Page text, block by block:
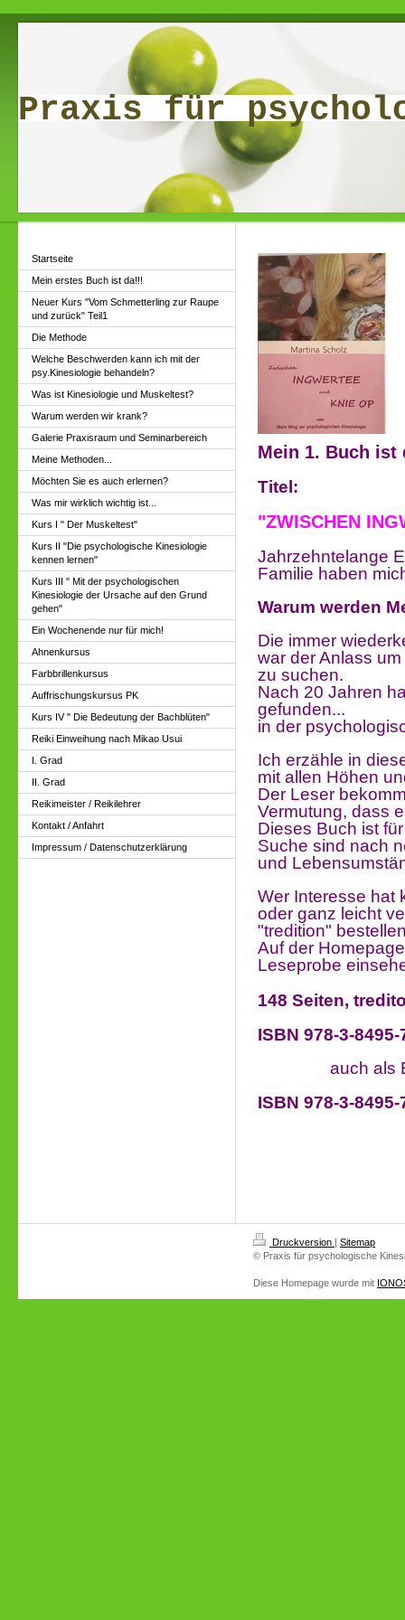
Praxis für
Startseite
Mein erstes Buch ist da!!!
Neuer Kurs "Vom Schmetterling zur Raupe
und zurück" Teil1
Die Methode
Welche Beschwerden kann ich mit der
psy.Kinesiologie behandeln?
Was ist Kinesiologie und Muskeltest?
Warum werden wir krank?
Galerie Praxisraum und Seminarbereich
Meine Methoden...
Möchten Sie es auch erlernen?
Was mir wirklich wichtig ist...
Kurs I " Der Muskeltest"
Kurs II "Die psychologische Kinesiologie
kennen lernen"
Kurs III " Mit der psychologischen
Kinesiologie der Ursache auf den Grund
gehen"
Ein Wochenende nur für mich!
Ahnenkursus
Farbbrillenkursus
Auffrischungskursus PK
Kurs IV " Die Bedeutung der Bachblüten"
Reiki Einweihung nach Mikao Usui
I. Grad
II. Grad
Reikimeister / Reikilehrer
Kontakt / Anfahrt
Impressum / Datenschutzerklärung
Mein 1. Buch ist
Titel:
"ZWISCHEN
Jahrzehntelange
Familie haben
Warum werden
Die immer
war der Anlass
zu suchen.
Nach 20 Jahren
gefunden...
in der
Ich erzähle in
mit allen Höhen
Der Leser
Vermutung, dass
Dieses Buch ist
Suche sind nach
und
Wer Interesse hat
oder ganz leicht
"tredition"
Auf der
Leseprobe
148 Seiten,
ISBN 978-3-
auch als E-
ISBN 978-3-
Druckversion | Sitemap
© Praxis für psychologische
Diese Homepage wurde mit